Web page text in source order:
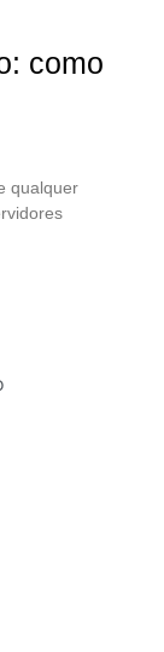
como
qualquer